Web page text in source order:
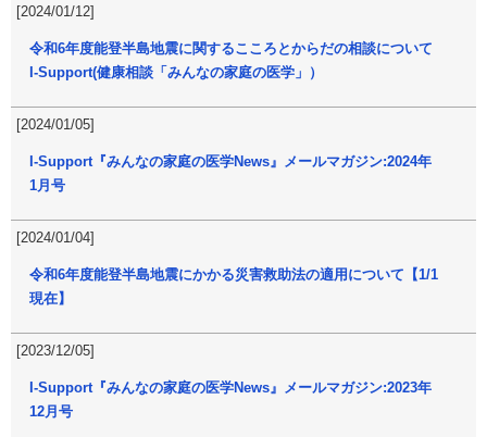
[2024/01/12]
令和6年度能登半島地震に関するこころとからだの相談について
I-Support(健康相談「みんなの家庭の医学」）
[2024/01/05]
I-Support『みんなの家庭の医学News』メールマガジン:2024年
1月号
[2024/01/04]
令和6年度能登半島地震にかかる災害救助法の適用について【1/1
現在】
[2023/12/05]
I-Support『みんなの家庭の医学News』メールマガジン:2023年
12月号